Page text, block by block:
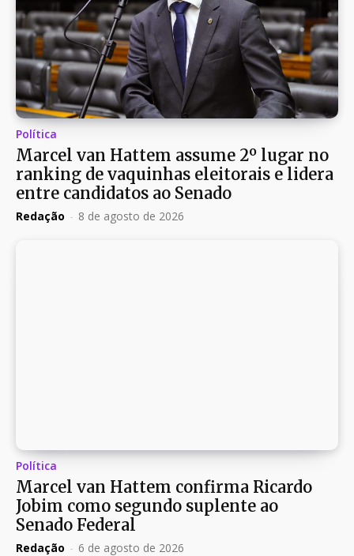
Política
Marcel van Hattem assume 2º lugar no
ranking de vaquinhas eleitorais e lidera
entre candidatos ao Senado
Redação - 8 de agosto de 2026
Política
Marcel van Hattem confirma Ricardo
Jobim como segundo suplente ao
Senado Federal
Redação - 6 de agosto de 2026